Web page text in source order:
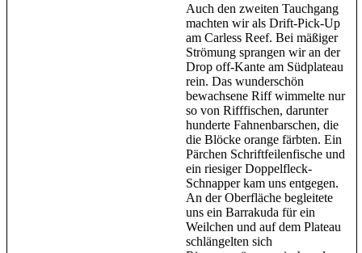
Auch den zweiten Tauchgang
machten wir als Drift-Pick-Up
am Carless Reef. Bei mäßiger
Strömung sprangen wir an der
Drop off-Kante am Südplateau
rein. Das wunderschön
bewachsene Riff wimmelte nur
so von Rifffischen, darunter
hunderte Fahnenbarschen, die
die Blöcke orange färbten. Ein
Pärchen Schriftfeilenfische und
ein riesiger Doppelfleck-
Schnapper kam uns entgegen.
An der Oberfläche begleitete
uns ein Barrakuda für ein
Weilchen und auf dem Plateau
schlängelten sich